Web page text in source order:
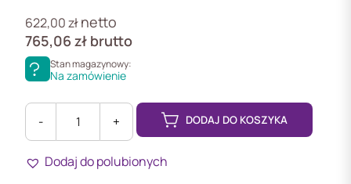
622,00złnetto
765,06 zł brutto
Stan magazynowy:
Na zamówienie
-
MW1-
HMC
+ DODAJ DO KOSZYKA
Dodaj do polubionych